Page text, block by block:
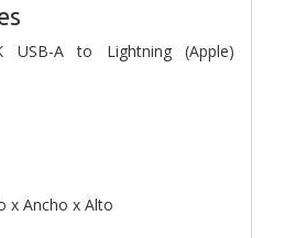
USB-A to Lightning (Apple)
x Ancho x Alto